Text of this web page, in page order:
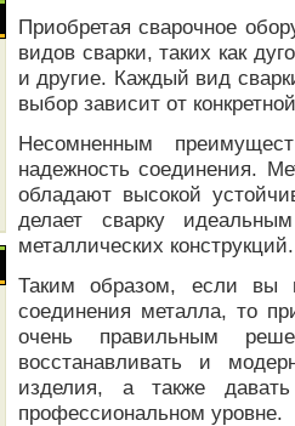
Приобретая сварочное
видов сварки, таких как
и другие. Каждый вид
выбор зависит от
Несомненным
надежность соединения.
обладают высокой
делает сварку
металлических конструкций.
Таким образом, если вы
соединения металла, то
очень правильным
восстанавливать и
изделия, а также
профессиональном уровне.